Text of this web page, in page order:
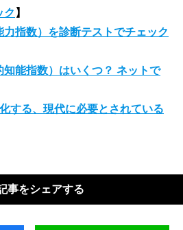
ク 】
指数）を診断テストでチェック
知能指数）はいくつ？ ネットで
する、現代に必要とされている
事をシェアする